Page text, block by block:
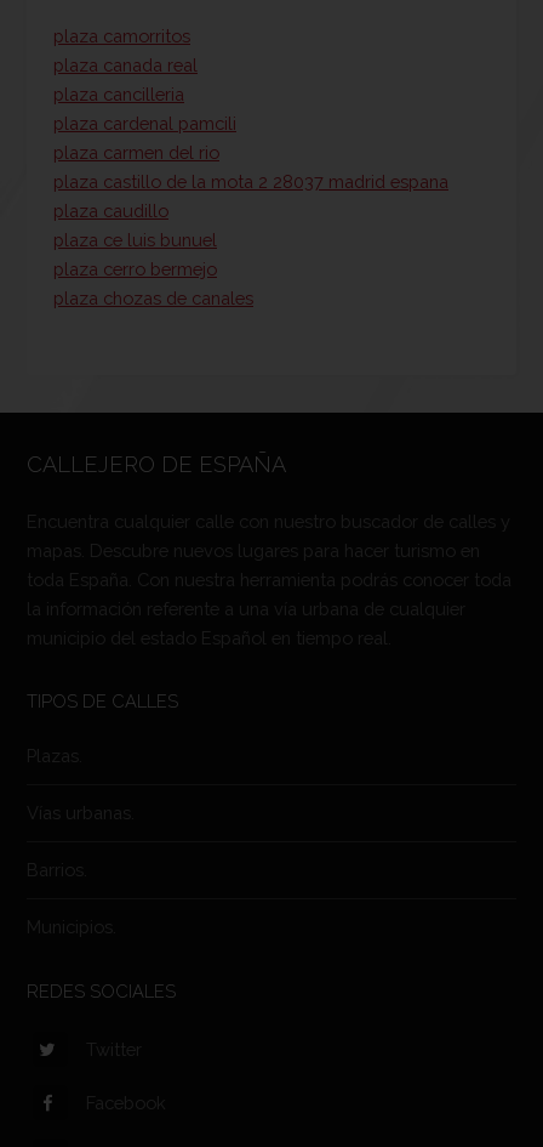
plaza camorritos
plaza canada real
plaza cancilleria
plaza cardenal pamcili
plaza carmen del rio
plaza castillo de la mota 2 28037 madrid espana
plaza caudillo
plaza ce luis bunuel
plaza cerro bermejo
plaza chozas de canales
CALLEJERO DE ESPAÑA
Encuentra cualquier calle con nuestro buscador de calles y
mapas. Descubre nuevos lugares para hacer turismo en
toda España. Con nuestra herramienta podrás conocer toda
la información referente a una vía urbana de cualquier
municipio del estado Español en tiempo real.
TIPOS DE CALLES
Plazas.
Vías urbanas.
Barrios.
Municipios.
REDES SOCIALES
Twitter
Facebook